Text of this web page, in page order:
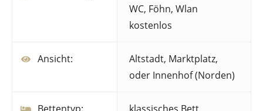
WC, Föhn, Wlan
kostenlos
Ansicht:
Altstadt, Marktplatz,
oder Innenhof (Norden)